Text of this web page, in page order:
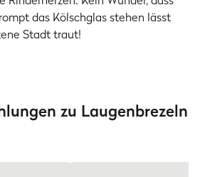
das Kölschglas stehen lässt
Stadt traut!
zu Laugenbrezeln